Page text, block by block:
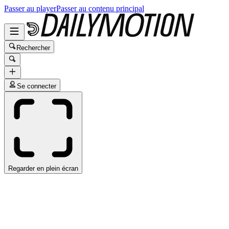
Passer au playerPasser au contenu principal
Rechercher
Se connecter
Regarder en plein écran